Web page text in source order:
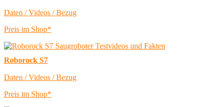
Daten / Videos / Bezug
Preis im Shop*
Roborock S7
Daten / Videos / Bezug
Preis im Shop*